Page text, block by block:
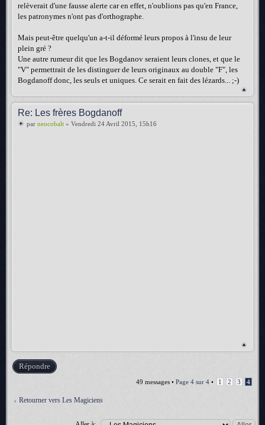
relèverait d'une fausse alerte car en effet, n'oublions pas qu'en France,
les patronymes n'ont pas d'orthographe.
Mais peut-être quelqu'un a-t-il déformé leurs propos à l'insu de leur
plein gré ?
Une autre rumeur dit que les Bogdanov seraient leurs clones, et que le
"V" permettrait de les distinguer de leurs originaux au double "F", les
Bogdanoff donc, les seuls et uniques. Ce serait en fait des lézards... ;-)
Re: Les frères Bogdanoff
par neocobalt » Vendredi 24 Avril 2015, 15h16
Répondre
49 messages • Page 4 sur 4 • 1 2 3 4
Retourner vers Les Magiciens